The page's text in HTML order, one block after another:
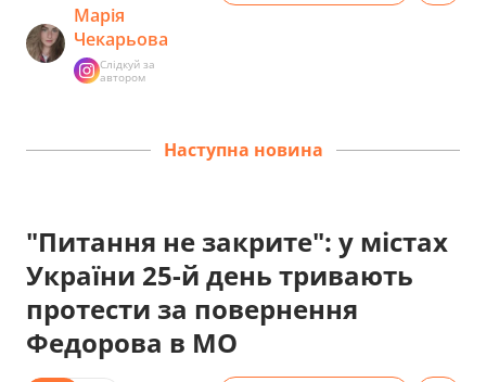
Марія
Чекарьова
Слідкуй за
автором
Наступна новина
"Питання не закрите": у містах
України 25-й день тривають
протести за повернення
Федорова в МО